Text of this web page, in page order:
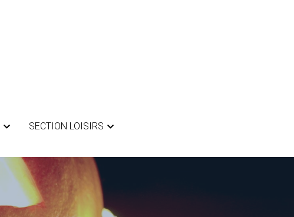
SECTION LOISIRS
SECTION LOISIRS